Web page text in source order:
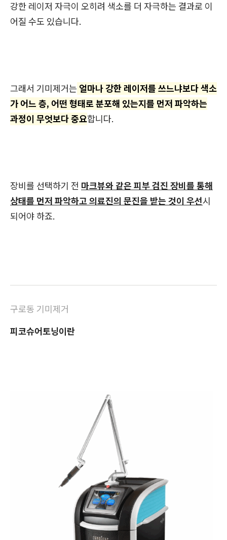
강한 레이저 자극이 오히려 색소를 더 자극하는 결과로 이
어질 수도 있습니다.
그래서 기미제거는 얼마나 강한 레이저를 쓰느냐보다 색소
가 어느 층, 어떤 형태로 분포해 있는지를 먼저 파악하는
과정이 무엇보다 중요합니다.
장비를 선택하기 전 마크뷰와 같은 피부 검진 장비를 통해
상태를 먼저 파악하고 의료진의 문진을 받는 것이 우선시
되어야 하죠.
구로동 기미제거
피코슈어토닝이란